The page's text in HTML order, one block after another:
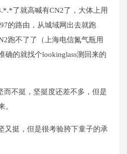
了就高喊有CN2了，大体上用
的路由，从城域网出去就跑
跑不了了（上海电信氮气瓶用
确的就找个lookinglass测回来的
而不挺，坚挺度还差不多，但是
。
又挺，但是很考验胯下童子的承